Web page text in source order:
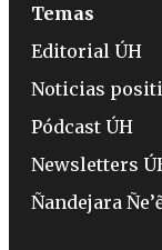
Temas
Editorial ÚH
Noticias
Pódcast ÚH
Newsletters
Ñandejara